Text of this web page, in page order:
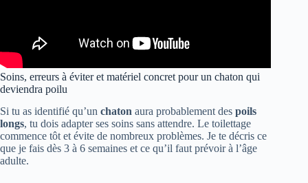
Soins, erreurs à éviter et matériel concret pour un chaton qui
deviendra poilu
Si tu as identifié qu’un chaton aura probablement des poils
longs, tu dois adapter ses soins sans attendre. Le toilettage
commence tôt et évite de nombreux problèmes. Je te décris ce
que je fais dès 3 à 6 semaines et ce qu’il faut prévoir à l’âge
adulte.